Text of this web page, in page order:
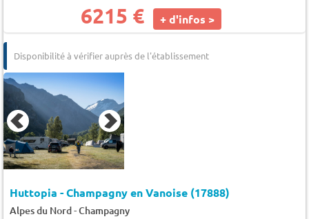
6215 € + d'infos >
Disponibilité à vérifier auprès de l'établissement
Huttopia - Champagny en Vanoise (17888)
Alpes du Nord-Champagny